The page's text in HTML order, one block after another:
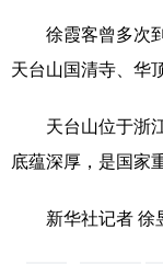
文化产业
地方频道
北京
辽宁
徐霞客曾多次到
天台山国清寺、华
天台山位于浙江
底蕴深厚，是国家
新华社记者 徐